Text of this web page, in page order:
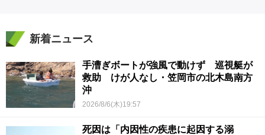
新着ニュース
手漕ぎボートが強風で動けず 巡視艇が
救助 けが人なし・笠岡市の北木島南方
沖
2026/8/6(木)19:57
死因は「内因性の疾患に起因する溺